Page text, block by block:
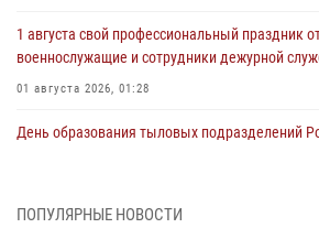
1 августа свой профессиональный праздник
военнослужащие и сотрудники дежурной
01 августа 2026, 01:28
День образования тыловых подразделений
В Управлении Росгвардии по Хабаровскому
ПОПУЛЯРНЫЕ НОВОСТИ